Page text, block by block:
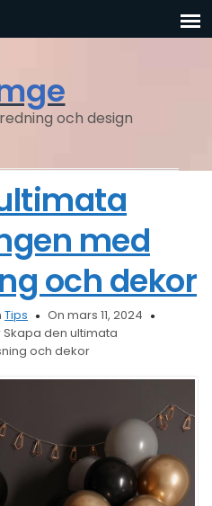
och design
med
och dekor
Tips
On mars 11, 2024
Skapa den ultimata
och dekor